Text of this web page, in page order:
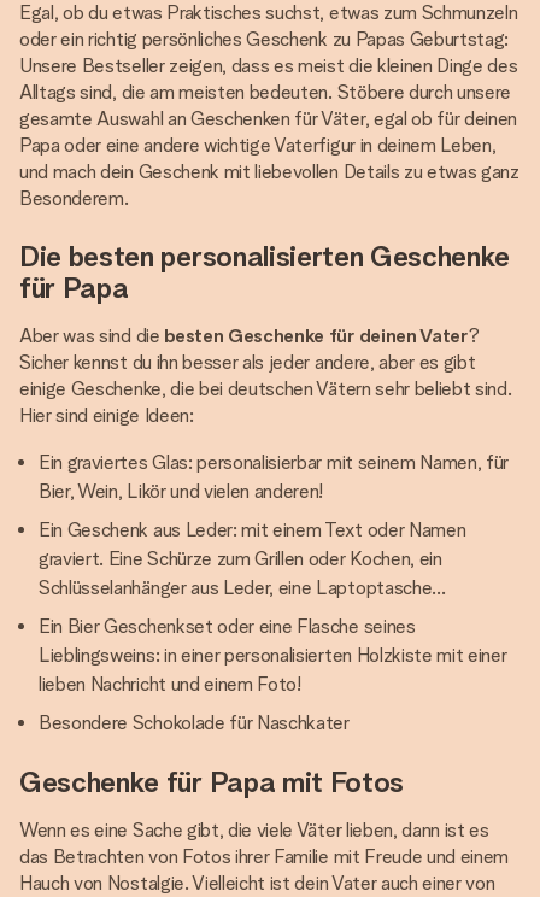
Egal, ob du etwas Praktisches suchst, etwas zum Schmunzeln
oder ein richtig persönliches Geschenk zu Papas Geburtstag:
Unsere Bestseller zeigen, dass es meist die kleinen Dinge des
Alltags sind, die am meisten bedeuten. Stöbere durch unsere
gesamte Auswahl an Geschenken für Väter, egal ob für deinen
Papa oder eine andere wichtige Vaterfigur in deinem Leben,
und mach dein Geschenk mit liebevollen Details zu etwas ganz
Besonderem.
Die besten personalisierten Geschenke
für Papa
Aber was sind die besten Geschenke für deinen Vater?
Sicher kennst du ihn besser als jeder andere, aber es gibt
einige Geschenke, die bei deutschen Vätern sehr beliebt sind.
Hier sind einige Ideen:
Ein graviertes Glas: personalisierbar mit seinem Namen, für
Bier, Wein, Likör und vielen anderen!
Ein Geschenk aus Leder: mit einem Text oder Namen
graviert. Eine Schürze zum Grillen oder Kochen, ein
Schlüsselanhänger aus Leder, eine Laptoptasche…
Ein Bier Geschenkset oder eine Flasche seines
Lieblingsweins: in einer personalisierten Holzkiste mit einer
lieben Nachricht und einem Foto!
Besondere Schokolade für Naschkater
Geschenke für Papa mit Fotos
Wenn es eine Sache gibt, die viele Väter lieben, dann ist es
das Betrachten von Fotos ihrer Familie mit Freude und einem
Hauch von Nostalgie. Vielleicht ist dein Vater auch einer von